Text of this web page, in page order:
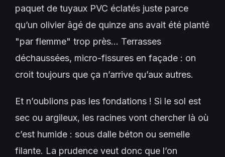
paquet de tuyaux PVC éclatés juste parce
qu’un olivier âgé de quinze ans avait été planté
"par flemme" trop près… Terrasses
déchaussées, micro-fissures en façade : on
croit toujours que ça n’arrive qu’aux autres.
Et n’oublions pas les fondations ! Si le sol est
sec ou argileux, les racines vont chercher là où
c’est humide : sous dalle béton ou semelle
filante. La prudence veut donc que l’on